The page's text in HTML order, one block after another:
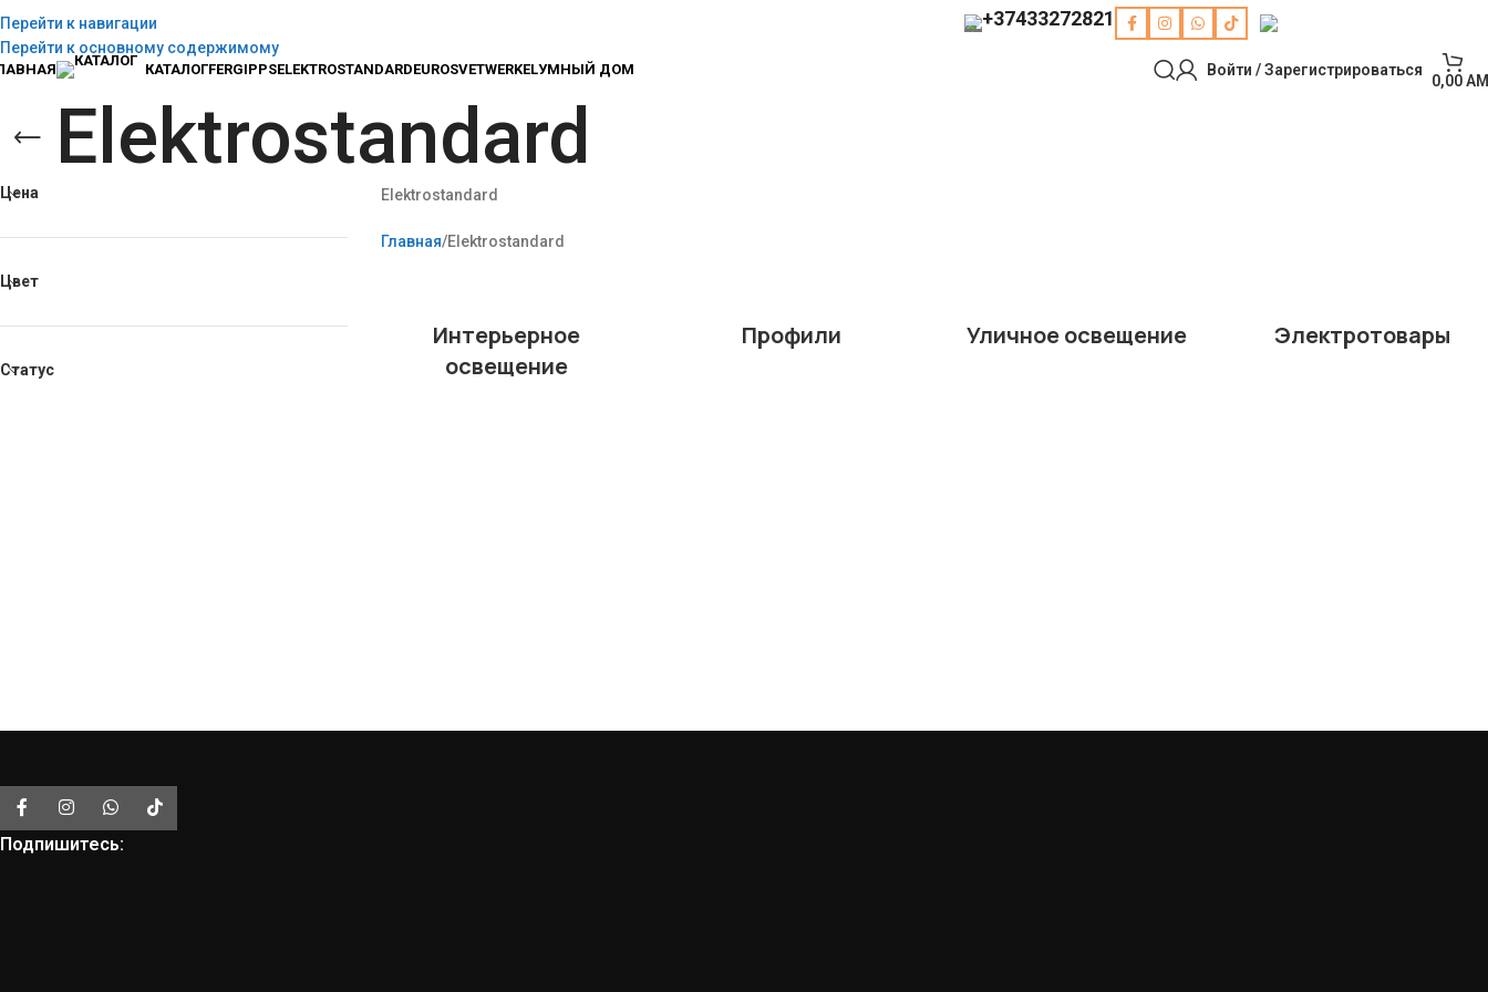
Перейти к навигации
Перейти к основному содержимому
КОНТАКТЫПРАВИЛА +37433272821
КАТАЛОГFERGIPPSELEKTROSTANDARDEUROSVETWERKELУМНЫЙ ДОМ Войти / Зарегистрироваться
0,00
Elektrostandard
Цена
Цвет
Статус
Elektrostandard
Главная Elektrostandard
Интерьерное
освещение
Профили Уличное освещение Электротовары
Подпишитесь: